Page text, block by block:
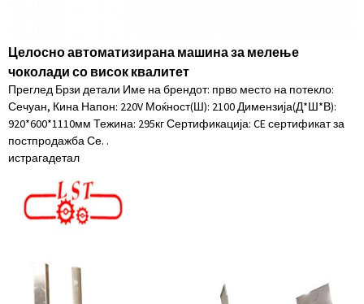
Целосно автоматизирана машина за мелење
чоколади со висок квалитет
Преглед Брзи детали Име на брендот: прво место на потекло:
Сечуан, Кина Напон: 220V Моќност(Ш): 2100 Димензија(Д*Ш*В):
920*600*1110мм Тежина: 295кг Сертификација: CE сертификат за
постпродажба Се. .
истрагадетал